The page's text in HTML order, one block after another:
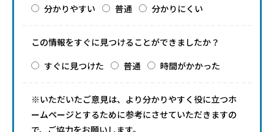
分かりやすい
普通 分かりにくい
この情報をすぐに見つけることができましたか？
すぐに見つけた
普通 時間がかかった
※いただいたご意見は、より分かりやすく役に立つホ
ームページとするために参考にさせていただきますの